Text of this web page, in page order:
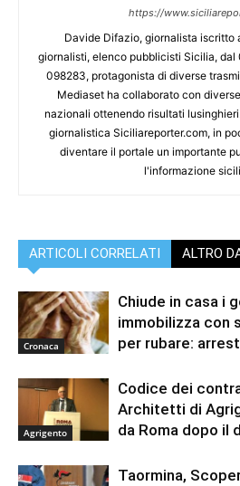
https://
Davide Difazio, giornalista iscritto
giornalisti, elenco pubblicisti Sicilia,
098283, protagonista di diverse
Mediaset ha collaborato con
nazionali ottenendo risultati
giornalistica Siciliareporter.com, in
diventare il portale un importante
l'informazione
ARTICOLI CORRELATI ALTRO
Cronaca
Chiude in casa i
immobilizza con
per rubare:
Agrigento
Codice dei
Architetti di
da Roma dopo
Taormina,